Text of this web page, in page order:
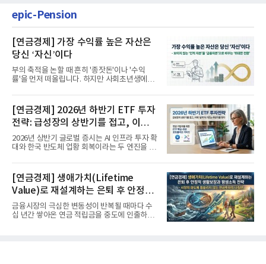
epic-Pension
[연금경제] 가장 수익률 높은 자산은
당신 ‘자신’이다
부의 축적을 논할 때 흔히 '종잣돈'이나 '수익
률'을 먼저 떠올립니다. 하지만 사회초년생에게
[연금경제] 2026년 하반기 ETF 투자
전략: 급성장의 상반기를 접고, 이제
'실적'이 가르는 하반기를 맞다
2026년 상반기 글로벌 증시는 AI 인프라 투자 확
대와 한국 반도체 업황 회복이라는 두 엔진을 달
[연금경제] 생애가치(Lifetime
Value)로 재설계하는 은퇴 후 안정적
생활보장과 평생소득 전략
금융시장의 극심한 변동성이 반복될 때마다 수
십 년간 쌓아온 연금 적립금을 중도에 인출하거